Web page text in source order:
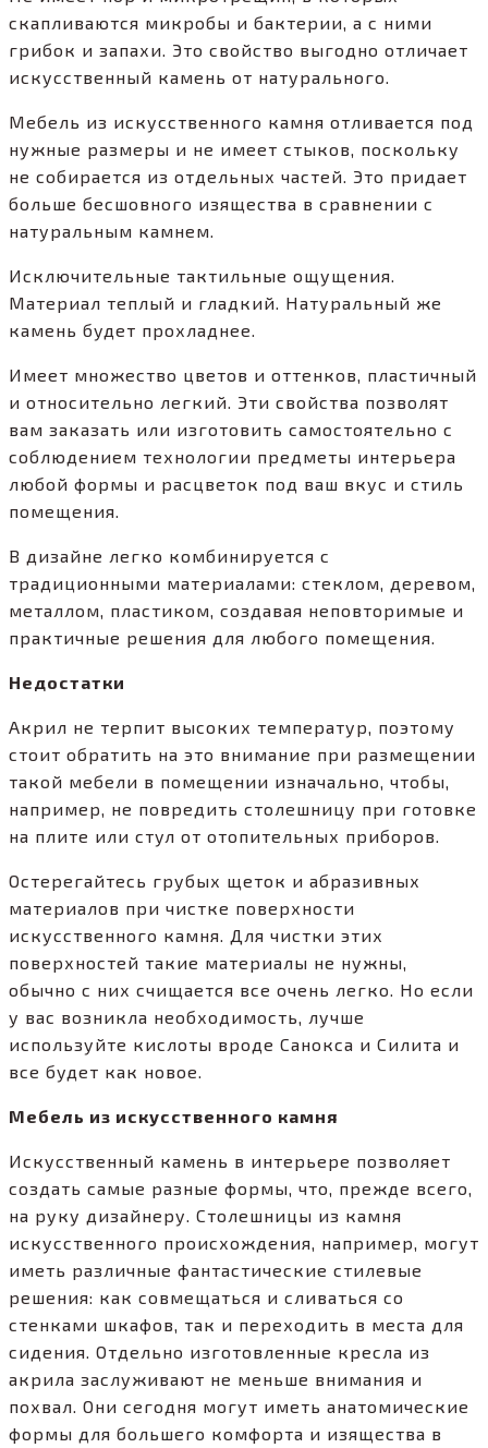
скапливаются микробы и бактерии, а с ними
грибок и запахи. Это свойство выгодно отличает
искусственный камень от натурального.
Мебель из искусственного камня отливается под
нужные размеры и не имеет стыков, поскольку
не собирается из отдельных частей. Это придает
больше бесшовного изящества в сравнении с
натуральным камнем.
Исключительные тактильные ощущения.
Материал теплый и гладкий. Натуральный же
камень будет прохладнее.
Имеет множество цветов и оттенков, пластичный
и относительно легкий. Эти свойства позволят
вам заказать или изготовить самостоятельно с
соблюдением технологии предметы интерьера
любой формы и расцветок под ваш вкус и стиль
помещения.
В дизайне легко комбинируется с
традиционными материалами: стеклом, деревом,
металлом, пластиком, создавая неповторимые и
практичные решения для любого помещения.
Недостатки
Акрил не терпит высоких температур, поэтому
стоит обратить на это внимание при размещении
такой мебели в помещении изначально, чтобы,
например, не повредить столешницу при готовке
на плите или стул от отопительных приборов.
Остерегайтесь грубых щеток и абразивных
материалов при чистке поверхности
искусственного камня. Для чистки этих
поверхностей такие материалы не нужны,
обычно с них счищается все очень легко. Но если
у вас возникла необходимость, лучше
используйте кислоты вроде Санокса и Силита и
все будет как новое.
Мебель из искусственного камня
Искусственный камень в интерьере позволяет
создать самые разные формы, что, прежде всего,
на руку дизайнеру. Столешницы из камня
искусственного происхождения, например, могут
иметь различные фантастические стилевые
решения: как совмещаться и сливаться со
стенками шкафов, так и переходить в места для
сидения. Отдельно изготовленные кресла из
акрила заслуживают не меньше внимания и
похвал. Они сегодня могут иметь анатомические
формы для большего комфорта и изящества в